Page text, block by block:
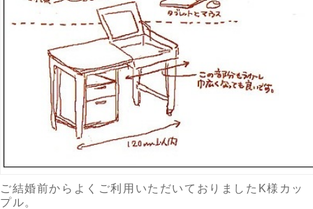
ご結婚前からよくご利用いただいておりましたK様カッ
プル。